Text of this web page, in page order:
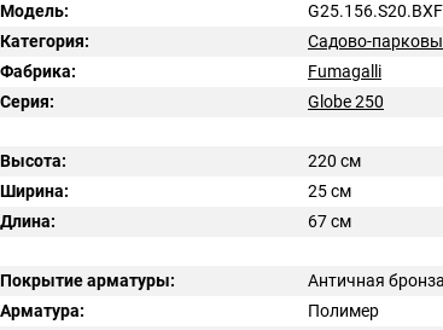
Модель:
Категория:
Садово-
Фабрика:
Fumagalli
Серия:
Globe 250
Высота:
220 см
Ширина:
25 см
Длина:
67 см
Покрытие арматуры:
Античная бронза
Арматура:
Полимер